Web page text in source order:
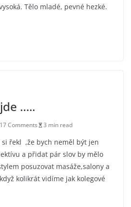
Tělo mladé, pevné hezké.
…..
17 Comments 3 min read
si řekl ,že bych neměl být jen
a přidat pár slov by mělo
posuzovat masáže,salony a
kolikrát vidíme jak kolegové